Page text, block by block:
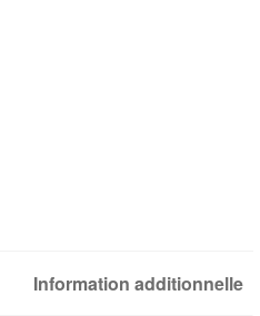
Information additionnelle